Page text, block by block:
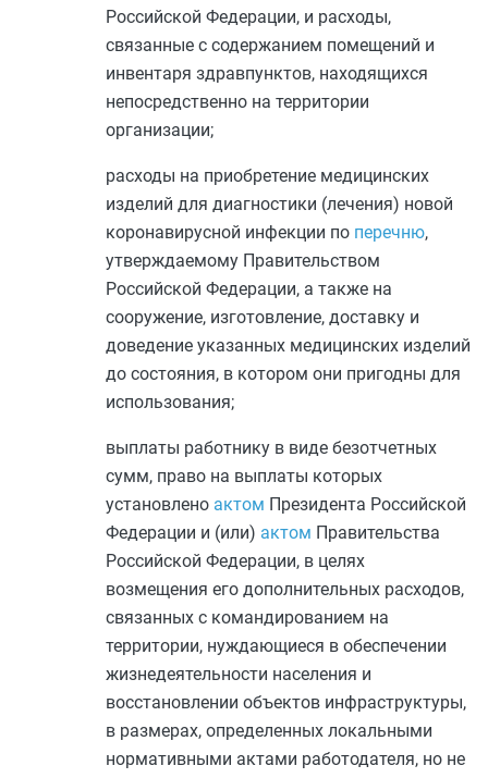
Российской Федерации, и расходы,
связанные с содержанием помещений и
инвентаря здравпунктов, находящихся
непосредственно на территории
организации;
расходы на приобретение медицинских
изделий для диагностики (лечения) новой
коронавирусной инфекции по перечню,
утверждаемому Правительством
Российской Федерации, а также на
сооружение, изготовление, доставку и
доведение указанных медицинских изделий
до состояния, в котором они пригодны для
использования;
выплаты работнику в виде безотчетных
сумм, право на выплаты которых
установлено актом Президента Российской
Федерации и (или) актом Правительства
Российской Федерации, в целях
возмещения его дополнительных расходов,
связанных с командированием на
территории, нуждающиеся в обеспечении
жизнедеятельности населения и
восстановлении объектов инфраструктуры,
в размерах, определенных локальными
нормативными актами работодателя, но не